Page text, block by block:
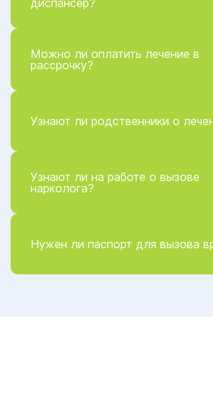
диспансер?
Можно ли оплатить лечение в
рассрочку?
Узнают ли родственники о
Узнают ли на работе о вызове
нарколога?
Нужен ли паспорт для вызова